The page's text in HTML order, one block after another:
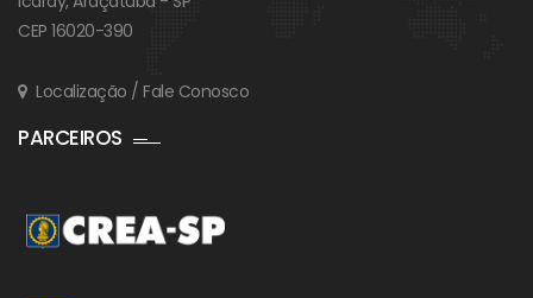
CEP 16020-390
Localização / Fale Conosco
PARCEIROS